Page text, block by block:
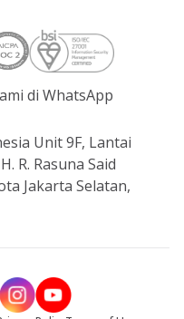
di WhatsApp
Unit 9F, Lantai
R. Rasuna Said
Jakarta Selatan,